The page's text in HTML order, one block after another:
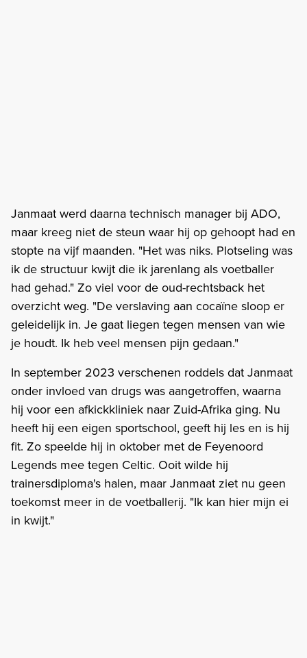
Janmaat werd daarna technisch manager bij ADO,
maar kreeg niet de steun waar hij op gehoopt had en
stopte na vijf maanden. "Het was niks. Plotseling was
ik de structuur kwijt die ik jarenlang als voetballer
had gehad." Zo viel voor de oud-rechtsback het
overzicht weg. "De verslaving aan cocaïne sloop er
geleidelijk in. Je gaat liegen tegen mensen van wie
je houdt. Ik heb veel mensen pijn gedaan."
In september 2023 verschenen roddels dat Janmaat
onder invloed van drugs was aangetroffen, waarna
hij voor een afkickkliniek naar Zuid-Afrika ging. Nu
heeft hij een eigen sportschool, geeft hij les en is hij
fit. Zo speelde hij in oktober met de Feyenoord
Legends mee tegen Celtic. Ooit wilde hij
trainersdiploma's halen, maar Janmaat ziet nu geen
toekomst meer in de voetballerij. "Ik kan hier mijn ei
in kwijt."